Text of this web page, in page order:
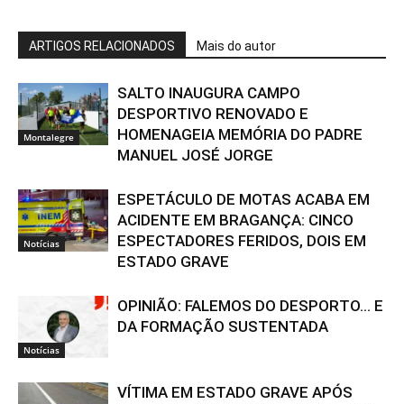
ARTIGOS RELACIONADOS Mais do autor
Montalegre
SALTO INAUGURA CAMPO
DESPORTIVO RENOVADO E
HOMENAGEIA MEMÓRIA DO PADRE
MANUEL JOSÉ JORGE
Notícias
ESPETÁCULO DE MOTAS ACABA EM
ACIDENTE EM BRAGANÇA: CINCO
ESPECTADORES FERIDOS, DOIS EM
ESTADO GRAVE
Notícias
OPINIÃO: FALEMOS DO DESPORTO… E
DA FORMAÇÃO SUSTENTADA
VÍTIMA EM ESTADO GRAVE APÓS